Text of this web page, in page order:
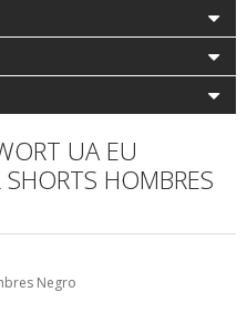
UA EU
SHORTS HOMBRES
Negro